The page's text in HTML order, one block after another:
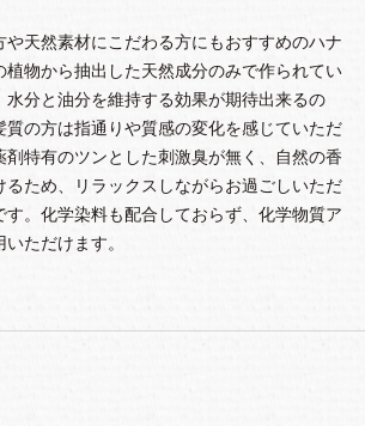
天然素材にこだわる方にもおすすめのハナ
物から抽出した天然成分のみで作られてい
分と油分を維持する効果が期待出来るの
の方は指通りや質感の変化を感じていただ
特有のツンとした刺激臭が無く、自然の香
るため、リラックスしながらお過ごしいただ
。化学染料も配合しておらず、化学物質ア
ただけます。